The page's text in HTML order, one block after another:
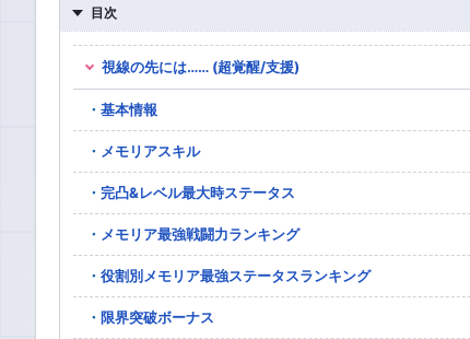
目次
視線の先には…… (超覚醒/支援)
基本情報
メモリアスキル
完凸&レベル最大時ステータス
メモリア最強戦闘力ランキング
役割別メモリア最強ステータスランキング
限界突破ボーナス